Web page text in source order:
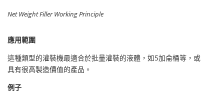
Net Weight Filler Working Principle
應用範圍
這種類型的灌裝機最適合於批量灌裝的液體，如5加侖桶等，或
具有很高製造價值的產品。
例子